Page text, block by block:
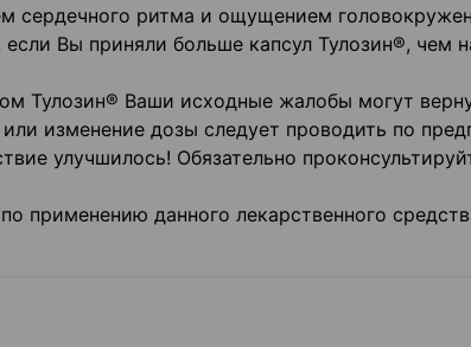
сердечного ритма и ощущением
Вы приняли больше капсул Тулозин®, чем
Тулозин® Ваши исходные жалобы могут
изменение дозы следует проводить по
улучшилось! Обязательно
применению данного лекарственного